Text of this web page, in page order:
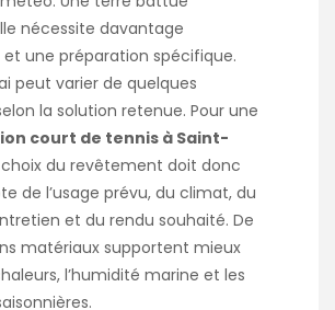
nécessite davantage
et une préparation spécifique.
peut varier de quelques
la solution retenue. Pour une
court de tennis à Saint-
choix du revêtement doit donc
de l’usage prévu, du climat, du
et du rendu souhaité. De
matériaux supportent mieux
l’humidité marine et les